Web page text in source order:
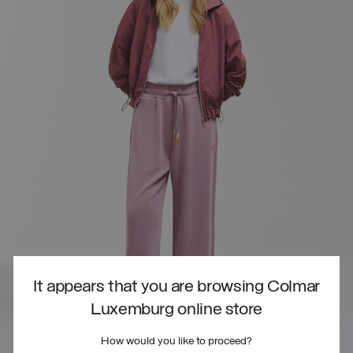
It appears that you are browsing Colmar
Luxemburg online store
How would you like to proceed?